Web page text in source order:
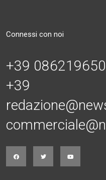
Connessi con noi
+39
+39